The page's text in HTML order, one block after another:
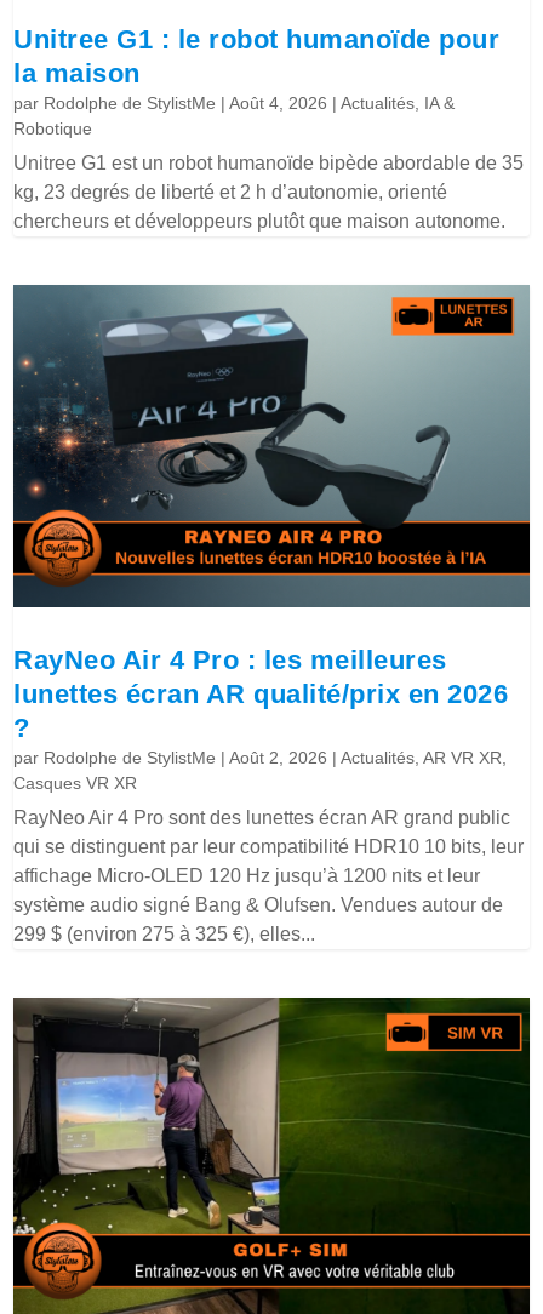
Unitree G1 : le robot humanoïde pour
la maison
par Rodolphe de StylistMe |Août 4, 2026 |Actualités, IA &
Robotique
Unitree G1 est un robot humanoïde bipède abordable de 35
kg, 23 degrés de liberté et 2 h d’autonomie, orienté
chercheurs et développeurs plutôt que maison autonome.
RayNeo Air 4 Pro : les meilleures
lunettes écran AR qualité/prix en 2026
?
par Rodolphe de StylistMe |Août 2, 2026 |Actualités,AR VR XR,
Casques VR XR
RayNeo Air 4 Pro sont des lunettes écran AR grand public
qui se distinguent par leur compatibilité HDR10 10 bits, leur
affichage Micro-OLED 120 Hz jusqu’à 1200 nits et leur
système audio signé Bang & Olufsen. Vendues autour de
299 $ (environ 275 à 325 €), elles...